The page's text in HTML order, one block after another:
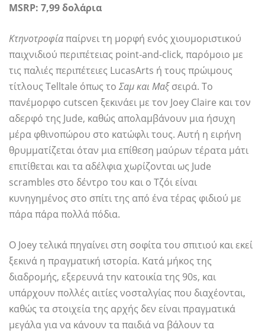
MSRP: 7,99 δολάρια
Κτηνοτροφίαπαίρνει τη μορφή ενός χιουμοριστικού
παιχνιδιού περιπέτειας point-and-click, παρόμοιο με
τις παλιές περιπέτειες LucasArts ή τους πρώιμους
τίτλους Telltale όπως το Σαμ και Μαξσειρά. Το
πανέμορφο cutscen ξεκινάει με τον Joey Claire και τον
αδερφό της Jude, καθώς απολαμβάνουν μια ήσυχη
μέρα φθινοπώρου στο κατώφλι τους. Αυτή η ειρήνη
θρυμματίζεται όταν μια επίθεση μαύρων τέρατα μάτι
επιτίθεται και τα αδέλφια χωρίζονται ως Jude
scrambles στο δέντρο του και ο Τζόι είναι
κυνηγημένος στο σπίτι της από ένα τέρας φιδιού με
πάρα πάρα πολλά πόδια.
Ο Joey τελικά πηγαίνει στη σοφίτα του σπιτιού και εκεί
ξεκινά η πραγματική ιστορία. Κατά μήκος της
διαδρομής, εξερευνά την κατοικία της 90s, και
υπάρχουν πολλές αιτίες νοσταλγίας που διαχέονται,
καθώς τα στοιχεία της αρχής δεν είναι πραγματικά
μεγάλα για να κάνουν τα παιδιά να βάλουν τα